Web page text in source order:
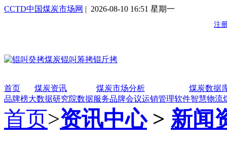
CCTD中国煤炭市场网 | 2026-08-10 16:51 星期一
首页 煤炭资讯 煤炭市场分析
煤炭数据
品牌榜大数据研究院数据服务品牌会议运销管理软件智慧物流
首页>资讯中心> 新闻